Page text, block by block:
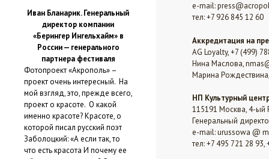
Иван Бланарик. Генеральный
директор компании
«Берингер Ингельхайм» в
России — генерального
партнера фестиваля
Фотопроект «Акрополь» –
проект очень интересный. На
мой взгляд, это, прежде всего,
проект о красоте. О какой
именно красоте? Красоте, о
которой писал русский поэт
Заболоцкий: «А если так, то
что есть красота И почему ее
e-mail:
тел: +7 926 845 12 60
Аккредитация на
AG Loyalty, +7 (499)
Нина Маслова,
Марина
НП Культурный
115191 Москва, 4-ый
Генеральный
e-mail: urussowa @
тел: +7 495 721 28 93,